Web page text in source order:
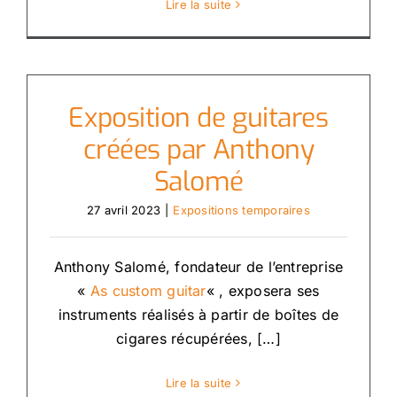
Lire la suite
Exposition de guitares
créées par Anthony
Salomé
27 avril 2023 Expositions temporaires
Anthony Salomé, fondateur de l’entreprise
« As custom guitar« , exposera ses
instruments réalisés à partir de boîtes de
cigares récupérées, […]
Lire la suite